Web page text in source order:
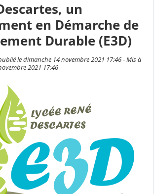
un
en Démarche de
Durable (E3D)
publié le dimanche 14 novembre 2021 17:46 - Mis à
2021 17:46